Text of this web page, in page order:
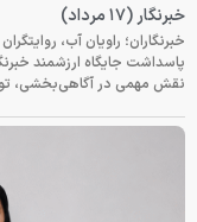
خبرنگار (۱۷ مرداد)
پاسداشت جایگاه ارزشمند
نقش مهمی در آگاهی‌بخشی،